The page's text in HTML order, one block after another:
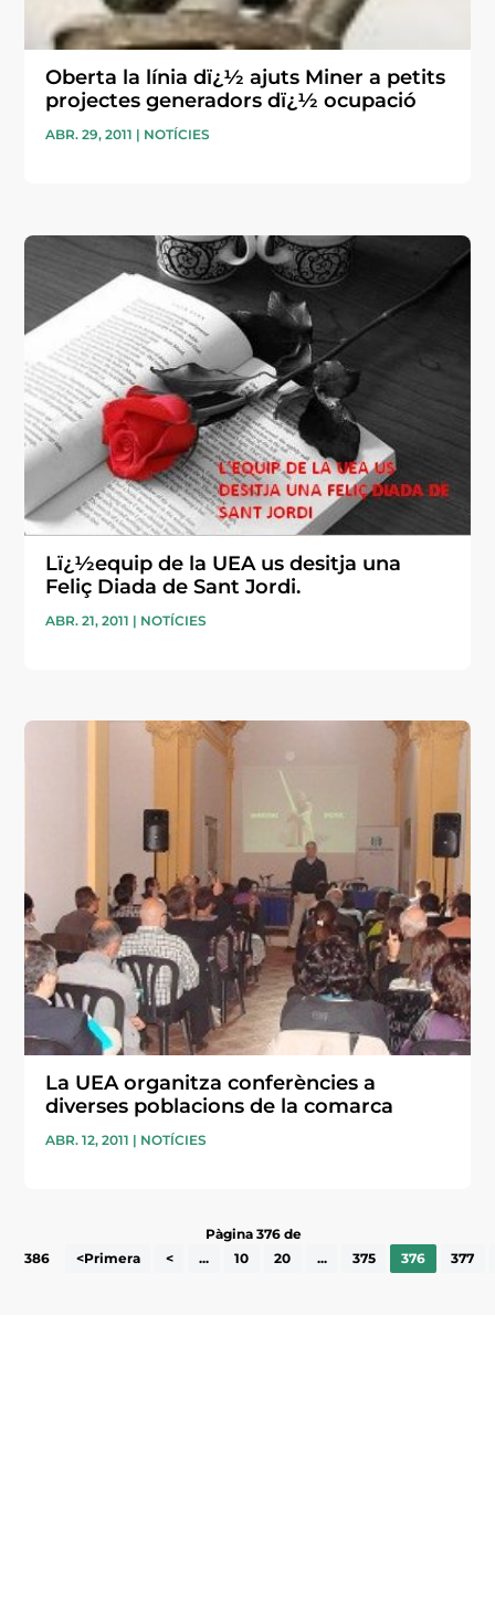
Oberta la línia dï¿½ ajuts Miner a petits
projectes generadors dï¿½ ocupació
ABR. 29, 2011 | NOTÍCIES
Lï¿½equip de la UEA us desitja una
Feliç Diada de Sant Jordi.
ABR. 21, 2011 | NOTÍCIES
La UEA organitza conferències a
diverses poblacions de la comarca
ABR. 12, 2011 | NOTÍCIES
Pàgina 376 de
386
<Primera < ... 10 20 ... 375 376 377